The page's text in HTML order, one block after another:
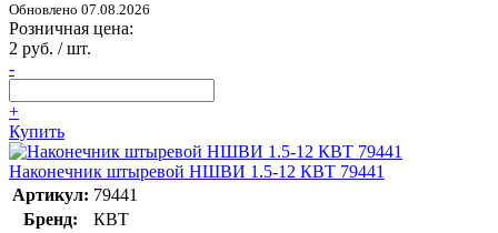
Обновлено 07.08.2026
Розничная цена:
2 руб. / шт.
-
+
Купить
Наконечник штыревой НШВИ 1.5-12 КВТ 79441
Артикул: 79441
Бренд:
КВТ